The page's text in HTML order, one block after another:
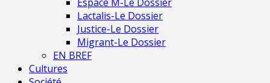
Lactalis-Le Dossier
Justice-Le Dossier
Migrant-Le Dossier
EN BREF
Cultures